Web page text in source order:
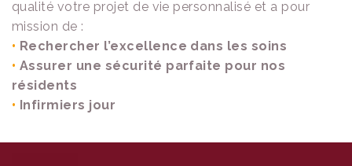
E
S
D
S
S
E
qualité votre projet de vie personnalisé et a pour
mission de :
• Rechercher l’excellence dans les soins
• Assurer une sécurité parfaite pour nos
résidents
• Infirmiers jour